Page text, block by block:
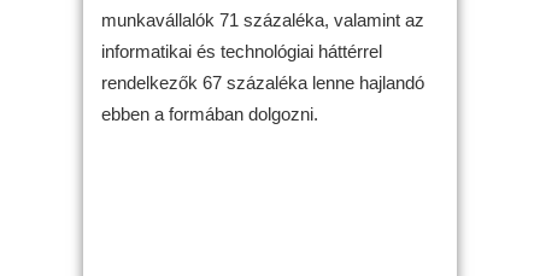
munkavállalók 71 százaléka, valamint az
informatikai és technológiai háttérrel
rendelkezők 67 százaléka lenne hajlandó
ebben a formában dolgozni.